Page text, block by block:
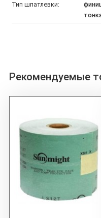
Тип шпатлевки:
Рекомендуемые